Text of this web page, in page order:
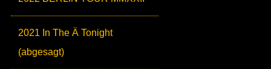
2021 In The Ä Tonight
(abgesagt)